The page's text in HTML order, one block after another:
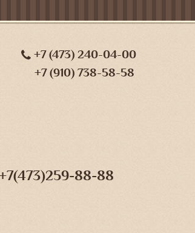
+7 (473) 240-04-00
+7 (910) 738-58-58
88-88